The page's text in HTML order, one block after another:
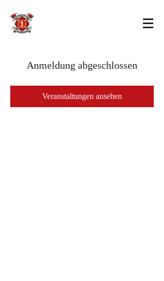
Anmeldung abgeschlossen
Veranstaltungen ansehen